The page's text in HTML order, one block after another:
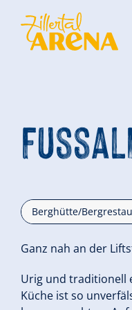
Berghütte/
Ganz nah an der
Urig und traditionell
Küche ist so